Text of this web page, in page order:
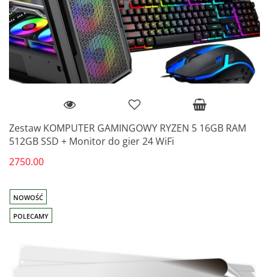
Zestaw KOMPUTER GAMINGOWY RYZEN 5 16GB RAM
512GB SSD + Monitor do gier 24 WiFi
2750.00
NOWOŚĆ
POLECAMY